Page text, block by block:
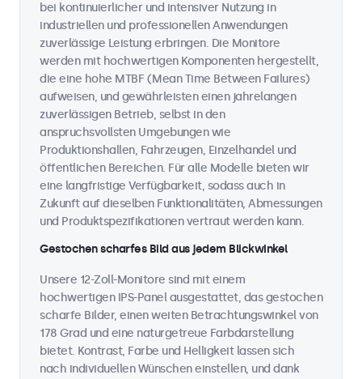
bei kontinuierlicher und intensiver Nutzung in
industriellen und professionellen Anwendungen
zuverlässige Leistung erbringen. Die Monitore
werden mit hochwertigen Komponenten hergestellt,
die eine hohe MTBF (Mean Time Between Failures)
aufweisen, und gewährleisten einen jahrelangen
zuverlässigen Betrieb, selbst in den
anspruchsvollsten Umgebungen wie
Produktionshallen, Fahrzeugen, Einzelhandel und
öffentlichen Bereichen. Für alle Modelle bieten wir
eine langfristige Verfügbarkeit, sodass auch in
Zukunft auf dieselben Funktionalitäten, Abmessungen
und Produktspezifikationen vertraut werden kann.
Gestochen scharfes Bild aus jedem Blickwinkel
Unsere 12-Zoll-Monitore sind mit einem
hochwertigen IPS-Panel ausgestattet, das gestochen
scharfe Bilder, einen weiten Betrachtungswinkel von
178 Grad und eine naturgetreue Farbdarstellung
bietet. Kontrast, Farbe und Helligkeit lassen sich
nach individuellen Wünschen einstellen, und dank